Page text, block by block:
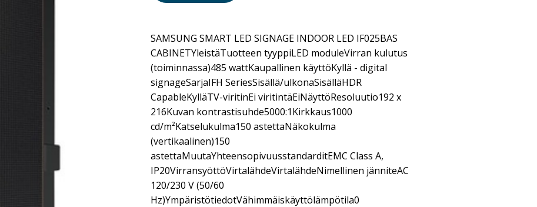
SAMSUNG SMART LED SIGNAGE INDOOR LED IF025BAS
CABINETYleistäTuotteen tyyppiLED moduleVirran kulutus
(toiminnassa)485 wattKaupallinen käyttöKyllä - digital
signageSarjaIFH SeriesSisällä/ulkonaSisälläHDR
CapableKylläTV-viritinEi viritintäEiNäyttöResoluutio192 x
216Kuvan kontrastisuhde5000:1Kirkkaus1000
cd/m²Katselukulma150 astettaNäkokulma
(vertikaalinen)150
astettaMuutaYhteensopivuusstandarditEMC Class A,
IP20VirransyöttöVirtalähdeVirtalähdeNimellinen jänniteAC
120/230 V (50/60
Hz)YmpäristötiedotVähimmäiskäyttölämpötila0